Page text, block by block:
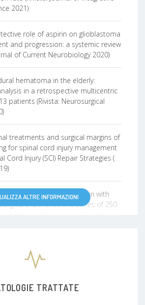
2021)
role of aspirin on glioblastoma
and progression: a systemic review
of Current Neurobiology 2020)
hematoma in the elderly:
in a retrospective multicentric
patients (Rivista: Neurosurgical
treatments and surgical margins of
for spinal cord injury management
Cord Injury (SCI) Repair Strategies (
and Their Correlation with
Experience in a Series of 250
UNA FALSA DIAGNOSI DI RIPRESA
68° congresso nazionale SINCH
ALTRE INFORMAZIONI
TRATTATE